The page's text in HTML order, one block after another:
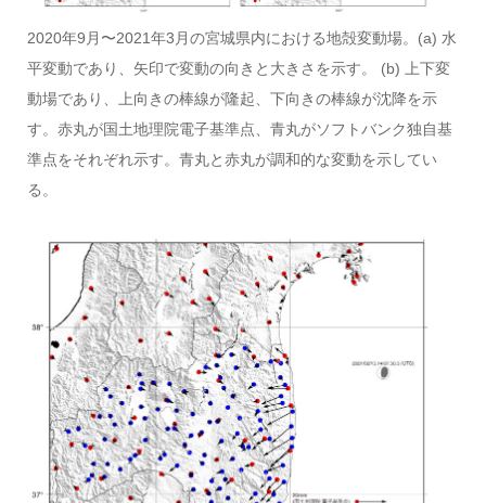
2020年9月〜2021年3月の宮城県内における地殻変動場。(a) 水
平変動であり、矢印で変動の向きと大きさを示す。 (b) 上下変
動場であり、上向きの棒線が隆起、下向きの棒線が沈降を示
す。赤丸が国土地理院電子基準点、青丸がソフトバンク独自基
準点をそれぞれ示す。青丸と赤丸が調和的な変動を示してい
る。